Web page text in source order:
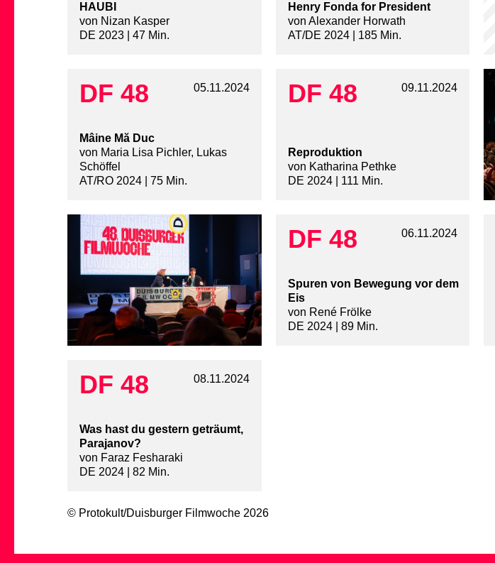
HAUBI
von Nizan Kasper
DE 2023 | 47 Min.
Henry Fonda for President
von Alexander Horwath
AT/DE 2024 | 185 Min.
DF 48 05.11.2024
Mâine Mă Duc
von Maria Lisa Pichler, Lukas
Schöffel
AT/RO 2024 | 75 Min.
DF 48 09.11.2024
Reproduktion
von Katharina Pethke
DE 2024 | 111 Min.
DF 48 06.11.2024
Spuren von Bewegung vor dem
Eis
von René Frölke
DE 2024 | 89 Min.
DF 48 08.11.2024
Was hast du gestern geträumt,
Parajanov?
von Faraz Fesharaki
DE 2024 | 82 Min.
© Protokult/Duisburger Filmwoche 2026